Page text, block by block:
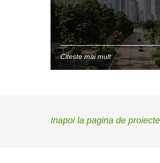
Citeste mai mult
Inapoi la pagina de proiecte